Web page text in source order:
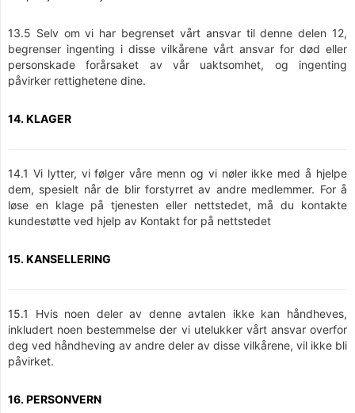
13.5 Selv om vi har begrenset vårt ansvar til denne delen 12,
begrenser ingenting i disse vilkårene vårt ansvar for død eller
personskade forårsaket av vår uaktsomhet, og ingenting
påvirker rettighetene dine.
14. KLAGER
14.1 Vi lytter, vi følger våre menn og vi nøler ikke med å hjelpe
dem, spesielt når de blir forstyrret av andre medlemmer. For å
løse en klage på tjenesten eller nettstedet, må du kontakte
kundestøtte ved hjelp av Kontakt for på nettstedet
15. KANSELLERING
15.1 Hvis noen deler av denne avtalen ikke kan håndheves,
inkludert noen bestemmelse der vi utelukker vårt ansvar overfor
deg ved håndheving av andre deler av disse vilkårene, vil ikke bli
påvirket.
16. PERSONVERN